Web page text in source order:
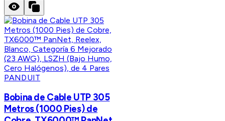
PANDUIT
Bobina de Cable UTP 305
Metros (1000 Pies) de